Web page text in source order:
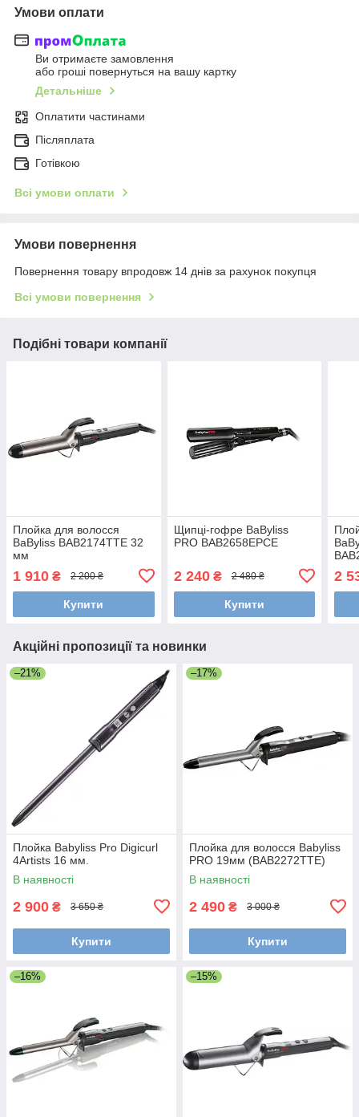
Умови оплати
Ви отримаєте замовлення
або гроші повернуться на вашу картку
Детальніше
Оплатити частинами
Післяплата
Готівкою
Всі умови оплати
Умови повернення
Повернення товару впродовж 14 днів за рахунок покупця
Всі умови повернення
Подібні товари компанії
Плойка для волосся
BaByliss BAB2174TTE 32
мм
1 910 ₴ 2 200 ₴
Купити
Щипці-гофре BaByliss
PRO BAB2658EPCE
2 240₴ 2 480 ₴
Купити
2
Акційні пропозиції та новинки
–21%
Плойка Babyliss Pro Digicurl
4Artists 16 мм.
В наявності
2 900 ₴ 3 650 ₴
Купити
–17%
Плойка для волосся Babyliss
PRO 19мм (BAB2272TTE)
В наявності
2 490 ₴ 3 000 ₴
Купити
–16% –15%